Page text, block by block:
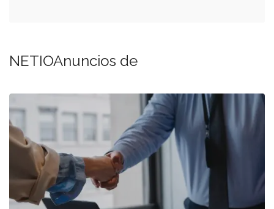
NETIOAnuncios de